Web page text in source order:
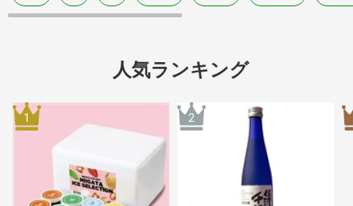
人気ランキング
1 2